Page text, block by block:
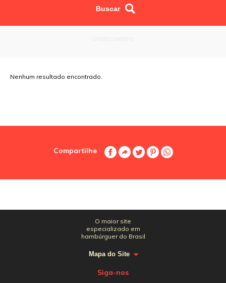
Nenhum resultado encontrado.
Compartilhe
O maior site
especializado em
hambúrguer do Brasil
Mapa do Site
Siga-nos